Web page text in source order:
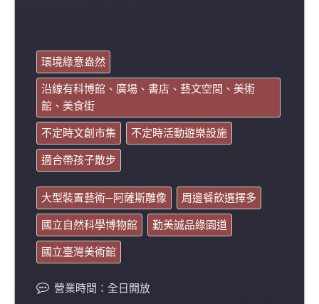
環境綠意盎然
沿線有科博館、廣場、書店、藝文空間、美術
館、美食街
不定時文創市集
不定時活動遊樂設施
適合帶孩子散步
大型裝置藝術─阿薩斯雕像
周邊餐飲選擇多
國立自然科學博物館
勤美誠品綠園道
國立臺灣美術館
營業時間：全日開放